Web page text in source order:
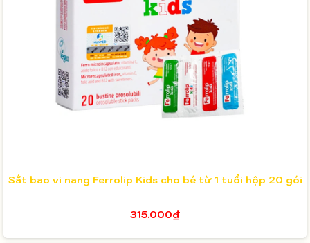
Sắt bao vi nang Ferrolip Kids cho bé từ 1 tuổi hộp 20 gói
315.000₫